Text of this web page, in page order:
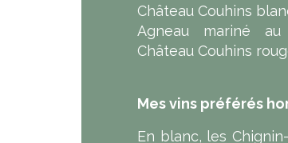
Château Couhins
Agneau mariné au
Château Couhins
Mes vins préférés
En blanc, les